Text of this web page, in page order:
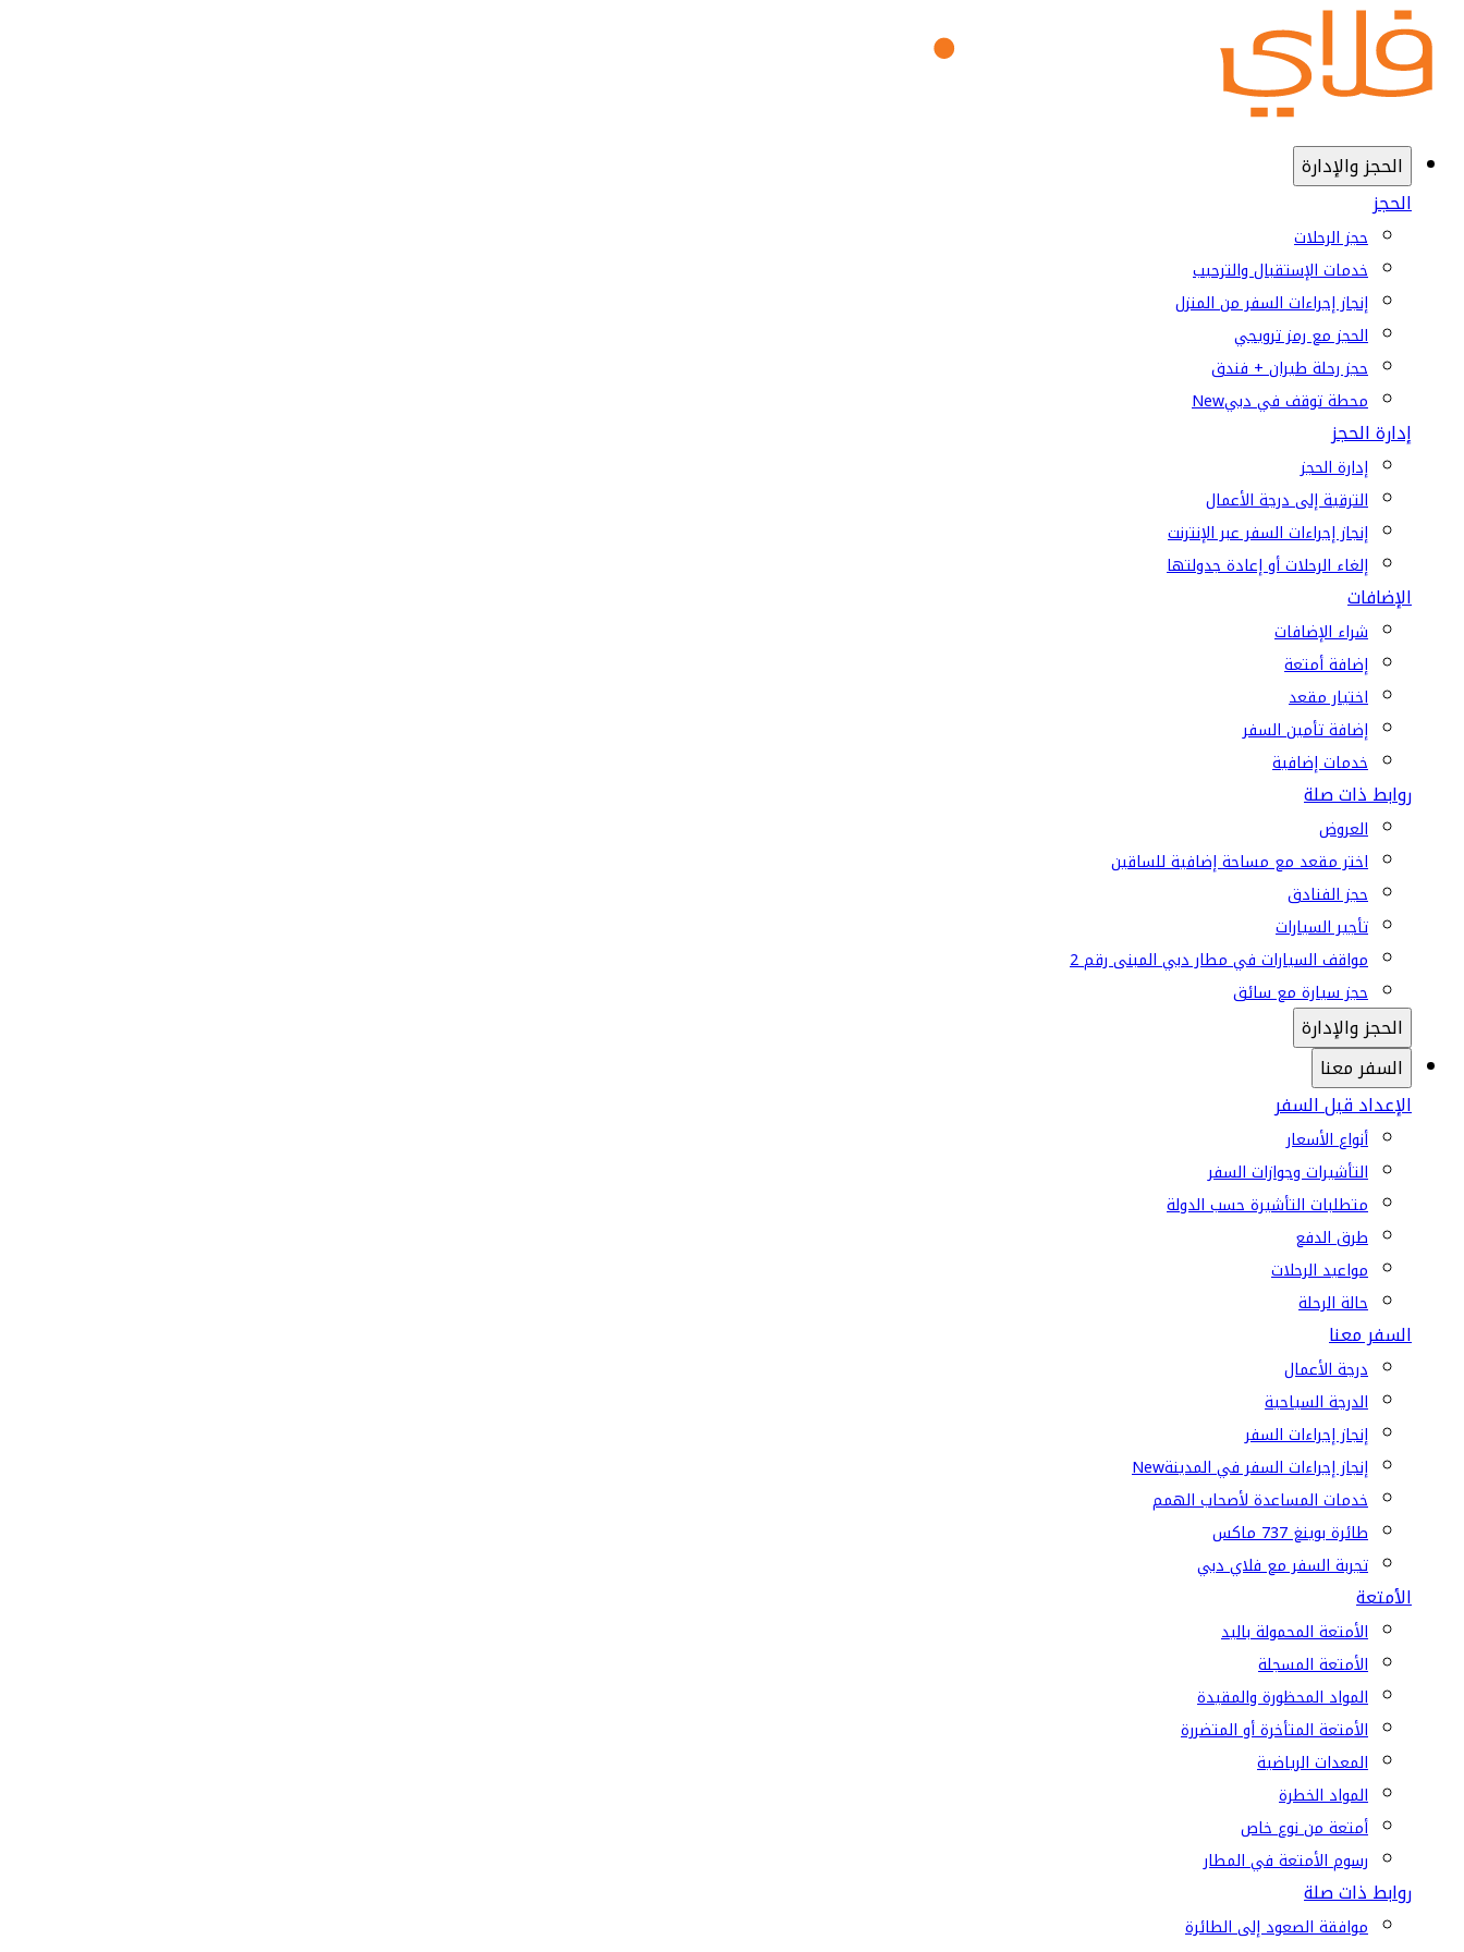
الحجز والإدارة
الحجز
حجز الرحلات
خدمات الإستقبال والترحيب
إنجاز إجراءات السفر من المنزل
الحجز مع رمز ترويجي
حجز رحلة طيران + فندق
محطة توقف في دبيNew
إدارة الحجز
إدارة الحجز
الترقية إلى درجة الأعمال
إنجاز إجراءات السفر عبر الإنترنت
إلغاء الرحلات أو إعادة جدولتها
الإضافات
شراء الإضافات
إضافة أمتعة
اختيار مقعد
إضافة تأمين السفر
خدمات إضافية
روابط ذات صلة
العروض
اختر مقعد مع مساحة إضافية للساقين
حجز الفنادق
تأجير السيارات
مواقف السيارات في مطار دبي المبنى رقم 2
حجز سيارة مع سائق
الحجز والإدارة
السفر معنا
الإعداد قبل السفر
أنواع الأسعار
التأشيرات وجوازات السفر
متطلبات التأشيرة حسب الدولة
طرق الدفع
مواعيد الرحلات
حالة الرحلة
السفر معنا
درجة الأعمال
الدرجة السياحية
إنجاز إجراءات السفر
إنجاز إجراءات السفر في المدينةNew
خدمات المساعدة لأصحاب الهمم
طائرة بوينغ 737 ماكس
تجربة السفر مع فلاي دبي
الأمتعة
الأمتعة المحمولة باليد
الأمتعة المسجلة
المواد المحظورة والمقيدة
الأمتعة المتأخرة أو المتضررة
المعدات الرياضية
المواد الخطرة
أمتعة من نوع خاص
رسوم الأمتعة في المطار
روابط ذات صلة
موافقة الصعود إلى الطائرة